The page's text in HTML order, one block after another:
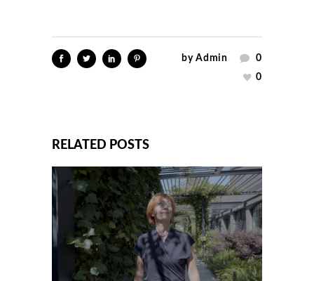
by Admin
0
0
RELATED POSTS